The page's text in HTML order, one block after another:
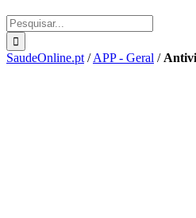
Pesquisar
SaudeOnline.pt /APP - Geral /